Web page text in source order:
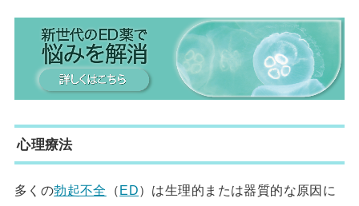
心理療法
多くの勃起不全 （ED）は生理的または器質的な原因に